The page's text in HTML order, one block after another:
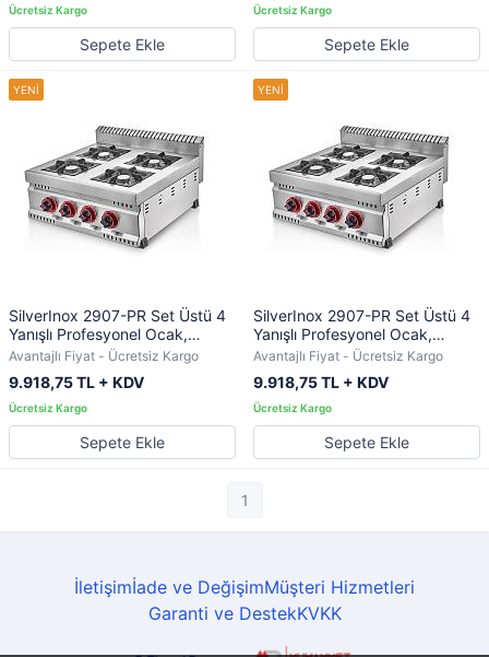
Sepete Ekle Sepete Ekle
SilverInox 2907-PR Set Üstü 4
Yanışlı Profesyonel Ocak,
55x60x15.5 cm Doğalgazlı
Avantajlı Fiyat - Ücretsiz Kargo
9.918,75 TL + KDV
Sepete Ekle
SilverInox 2907-PR Set Üstü 4
Yanışlı Profesyonel Ocak,
55x60x15.5 cm TÜPLÜ
Avantajlı Fiyat - Ücretsiz Kargo
9.918,75 TL + KDV
Sepete Ekle
1
İletişimİade ve DeğişimMüşteri Hizmetleri
Garanti ve DestekKVKK